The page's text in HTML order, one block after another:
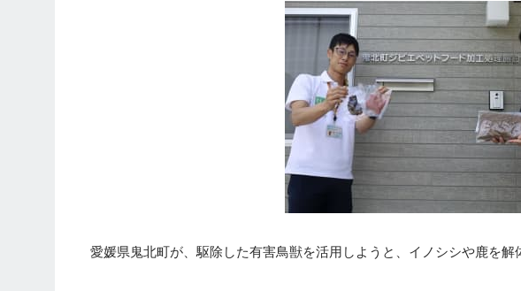
愛媛県鬼北町が、駆除した有害鳥獣を活用しようと、イノシシや鹿を